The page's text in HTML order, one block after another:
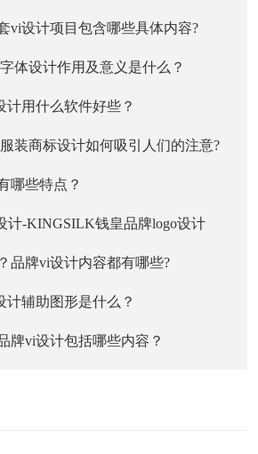
vi设计项目包含哪些具体内容?
体设计作用及意义是什么？
计用什么软件好些？
装商标设计如何吸引人们的注意?
哪些特点？
计-KINGSILK钱皇品牌logo设计
品牌vi设计内容都有哪些?
计辅助图形是什么？
牌vi设计包括哪些内容？